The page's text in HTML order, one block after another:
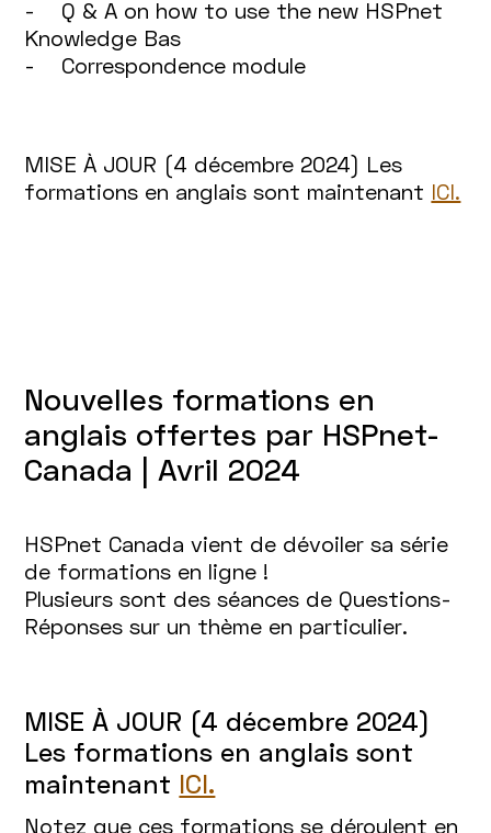
- Q & A on how to use the new HSPnet
Knowledge Bas
- Correspondence module
MISE À JOUR (4 décembre 2024) Les
formations en anglais sont maintenant ICI.
Nouvelles formations en
anglais offertes par HSPnet-
Canada | Avril 2024
HSPnet Canada vient de dévoiler sa série
de formations en ligne !
Plusieurs sont des séances de Questions-
Réponses sur un thème en particulier.
MISE À JOUR (4 décembre 2024)
Les formations en anglais sont
maintenant ICI.
Notez que ces formations se déroulent en